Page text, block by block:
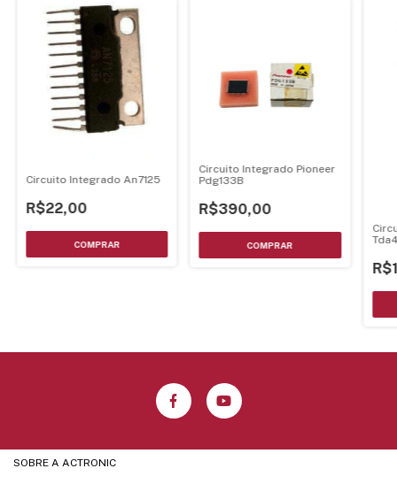
Circuito Integrado An7125
R$22,00
Circuito Integrado Pioneer
Pdg133B
R$390,00
SOBRE A ACTRONIC